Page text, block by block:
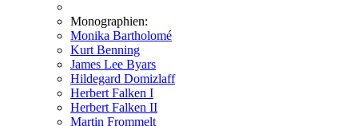
Monographien:
Monika Bartholomé
Kurt Benning
James Lee Byars
Hildegard Domizlaff
Herbert Falken I
Herbert Falken II
Martin Frommelt